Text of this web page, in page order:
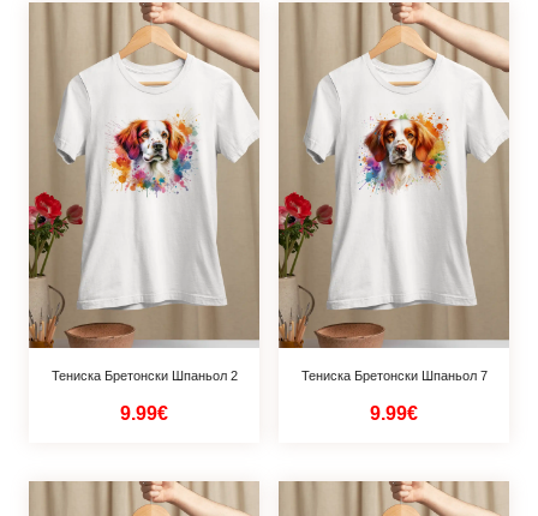
Тениска Бретонски Шпаньол 2
9.99€
Тениска Бретонски Шпаньол 7
9.99€